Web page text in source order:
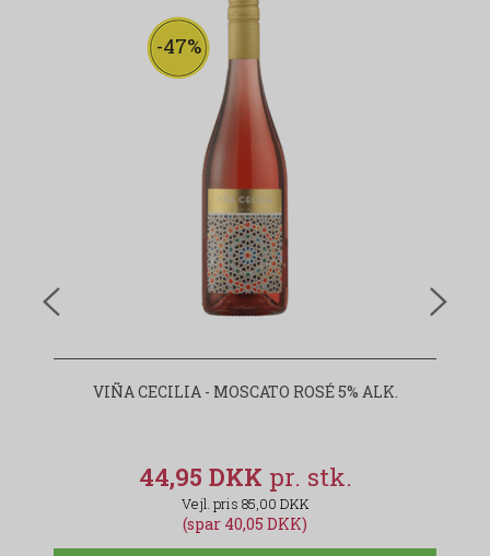
-47%
VIÑA CECILIA - MOSCATO ROSÉ 5% ALK.
44,95 DKK
85,00 DKK
(spar 40,05 DKK)